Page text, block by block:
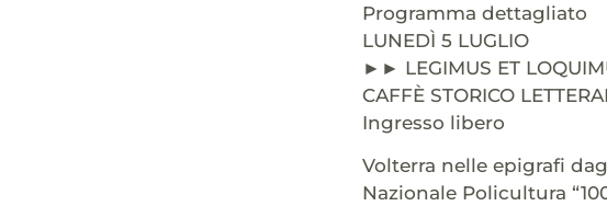
Programma dettagliato
LUNEDÌ 5 LUGLIO
►► LEGIMUS ET
CAFFÈ STORICO
Ingresso libero
Volterra nelle epigrafi
Nazionale Policultura